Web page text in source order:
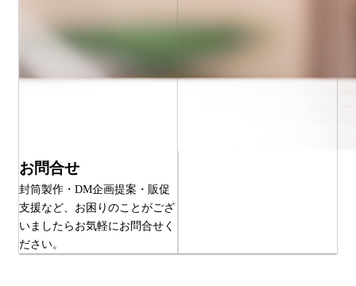
お問合せ
封筒製作・DM企画提案・販促
支援など、お困りのことがござ
いましたらお気軽にお問合せく
ださい。